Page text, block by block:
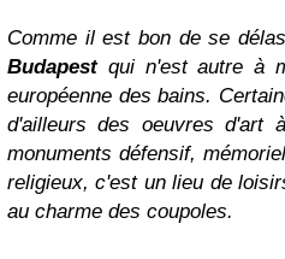
Comme il est bon de se
Budapestqui n'est autre à
européenne des bains.
d'ailleurs des oeuvres d'art
monuments défensif,
religieux, c'est un lieu de
au charme des coupoles.